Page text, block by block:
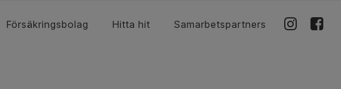
Försäkringsbolag Hitta hit Samarbetspartners